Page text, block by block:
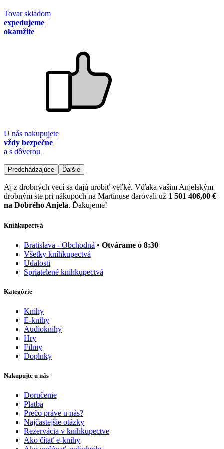
Tovar skladom
expedujeme
okamžite
U nás nakupujete
vždy bezpečne
a s dôverou
Predchádzajúce Ďalšie
Aj z drobných vecí sa dajú urobiť veľké. Vďaka vašim Anjelským
drobným ste pri nákupoch na Martinuse darovali už 1 501 406,00 €
na Dobrého Anjela. Ďakujeme!
Kníhkupectvá
Bratislava - Obchodná • Otvárame o 8:30
Všetky kníhkupectvá
Udalosti
Spriatelené kníhkupectvá
Kategórie
Knihy
E-knihy
Audioknihy
Hry
Filmy
Doplnky
Nakupujte u nás
Doručenie
Platba
Prečo práve u nás?
Najčastejšie otázky
Rezervácia v kníhkupectve
Ako čítať e-knihy